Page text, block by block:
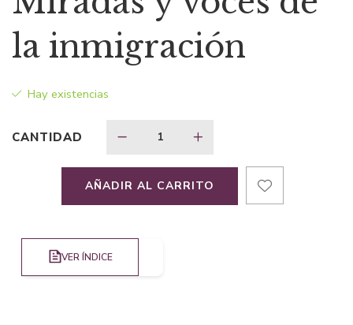
original
era:
$41,84.
actual
es:
la inmigración
Hay existencias
CANTIDAD
AÑADIR AL CARRITO
VER ÍNDICE